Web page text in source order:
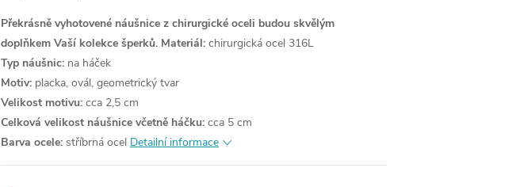
Překrásně vyhotovené náušnice z chirurgické oceli budou skvělým
doplňkem Vaší kolekce šperků. Materiál: chirurgická ocel 316L
Typ náušnic: na háček
Motiv: placka, ovál, geometrický tvar
Velikost motivu: cca 2,5 cm
Celková velikost náušnice včetně háčku: cca 5 cm
Barva ocele: stříbrná ocel Detailní informace